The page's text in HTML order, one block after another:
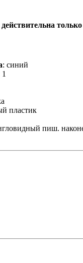
: синий
1
пластик
пиш.